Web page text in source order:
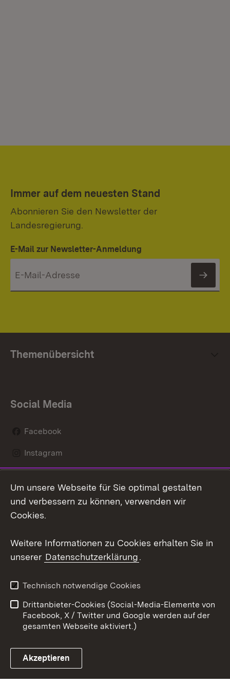
Immer auf dem neuesten Stand
Abonnieren Sie den Newsletter der
Landesregierung.
E-Mail zur Newsletter-Anmeldung
Themenübersicht
Social Media
Facebook
Instagram
Mastodon
Youtube
Link zum Landesportal
Kontakt
Datenschutz
Barrierefreiheit
Impressum Cookies
Um unsere Webseite für Sie optimal gestalten
und verbessern zu können, verwenden wir
Cookies.
Weitere Informationen zu Cookies erhalten Sie in
unserer Datenschutzerklärung.
Technisch notwendige Cookies
Drittanbieter-Cookies (Social-Media-Elemente von
Facebook, X / Twitter und Google werden auf der
gesamten Webseite aktiviert.)
Akzeptieren